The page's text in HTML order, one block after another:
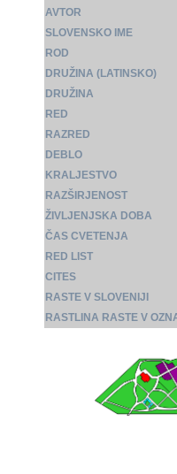
AVTOR
SLOVENSKO IME
ROD
DRUŽINA (LATINSKO)
DRUŽINA
RED
RAZRED
DEBLO
KRALJESTVO
RAZŠIRJENOST
ŽIVLJENJSKA DOBA
ČAS CVETENJA
RED LIST
CITES
RASTE V SLOVENIJI
RASTLINA RASTE V